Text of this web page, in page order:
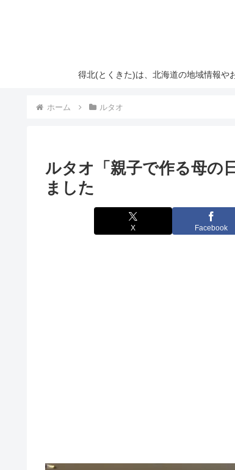
得北(とくきた)は、北海道の地域情報や
ホーム ルタオ
ルタオ「親子で作る母の
ました
X Facebook